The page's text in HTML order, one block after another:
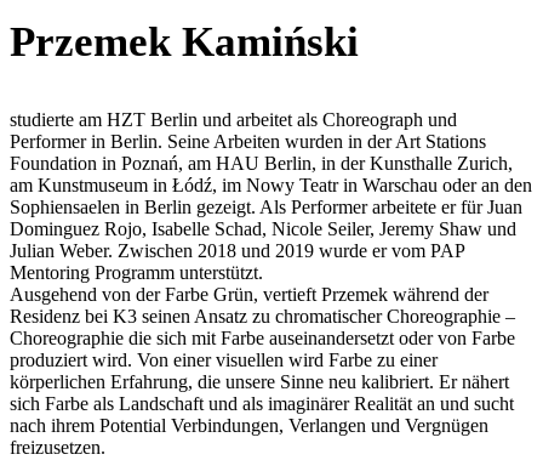
Przemek Kamiński
studierte am HZT Berlin und arbeitet als Choreograph und
Performer in Berlin. Seine Arbeiten wurden in der Art Stations
Foundation in Poznań, am HAU Berlin, in der Kunsthalle Zurich,
am Kunstmuseum in Łódź, im Nowy Teatr in Warschau oder an den
Sophiensaelen in Berlin gezeigt. Als Performer arbeitete er für Juan
Dominguez Rojo, Isabelle Schad, Nicole Seiler, Jeremy Shaw und
Julian Weber. Zwischen 2018 und 2019 wurde er vom PAP
Mentoring Programm unterstützt.
Ausgehend von der Farbe Grün, vertieft Przemek während der
Residenz bei K3 seinen Ansatz zu chromatischer Choreographie –
Choreographie die sich mit Farbe auseinandersetzt oder von Farbe
produziert wird. Von einer visuellen wird Farbe zu einer
körperlichen Erfahrung, die unsere Sinne neu kalibriert. Er nähert
sich Farbe als Landschaft und als imaginärer Realität an und sucht
nach ihrem Potential Verbindungen, Verlangen und Vergnügen
freizusetzen.